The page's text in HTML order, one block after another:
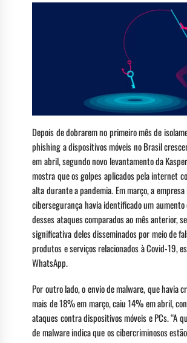
Depois de dobrarem no primeiro mês de
phishing a dispositivos móveis no Brasil
em abril, segundo novo levantamento da
mostra que os golpes aplicados pela internet
alta durante a pandemia. Em março, a
cibersegurança havia identificado um
desses ataques comparados ao mês anterior,
significativa deles disseminados por meio de
produtos e serviços relacionados à Covid-19,
WhatsApp.
Por outro lado, o envio de malware, que havia
mais de 18% em março, caiu 14% em abril,
ataques contra dispositivos móveis e PCs. “A
de malware indica que os cibercriminosos